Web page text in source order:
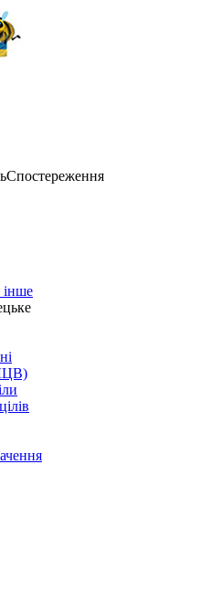
Спостереження
інше